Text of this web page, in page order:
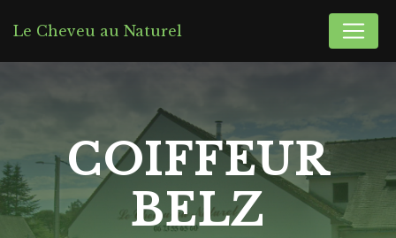
Le Cheveu au Naturel
COIFFEUR
BELZ